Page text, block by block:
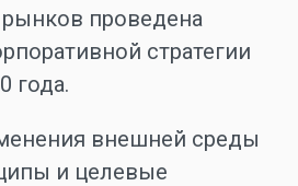
рынков проведена
стратегии
года.
внешней среды
и целевые